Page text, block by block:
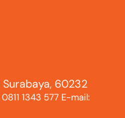
60232
1343 577 E-mail: